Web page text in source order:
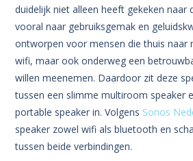
duidelijk niet alleen heeft gekeken naar
vooral naar gebruiksgemak en
ontworpen voor mensen die thuis naar
wifi, maar ook onderweg een
willen meenemen. Daardoor zit deze
tussen een slimme multiroom speaker
portable speaker in. Volgens Sonos
speaker zowel wifi als bluetooth en
tussen beide verbindingen.